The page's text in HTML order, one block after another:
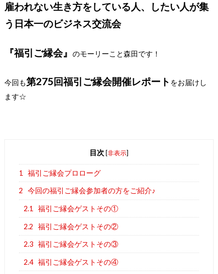
雇われない生き方をしている人、したい人が集
う日本一のビジネス交流会
『福引ご縁会』 のモーリーこと森田です！
今回も第275回福引ご縁会開催レポート をお届けし
ます☆
目次 [非表示]
1 福引ご縁会プロローグ
2 今回の福引ご縁会参加者の方をご紹介♪
2.1 福引ご縁会ゲストその①
2.2 福引ご縁会ゲストその②
2.3 福引ご縁会ゲストその③
2.4 福引ご縁会ゲストその④